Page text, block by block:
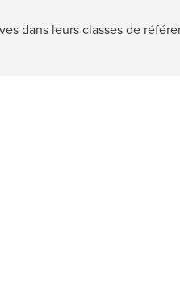
dans leurs classes de